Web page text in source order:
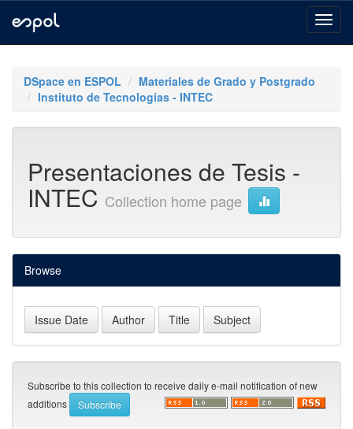
navigationDSpace en ESPOL
Materiales de Grado y Postgrado
Instituto de Tecnologías - INTEC
Presentaciones de Tesis -
INTEC Collection home page
Browse
Subscribe to this collection to receive daily e-mail notification of new
additions